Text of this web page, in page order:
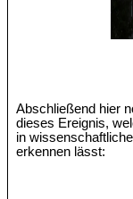
Abschließend hier
dieses Ereignis,
in
erkennen lässt: